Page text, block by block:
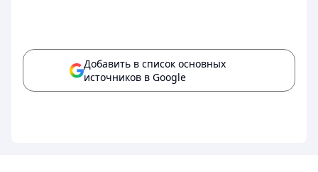
Добавить в список основных
источников в Google